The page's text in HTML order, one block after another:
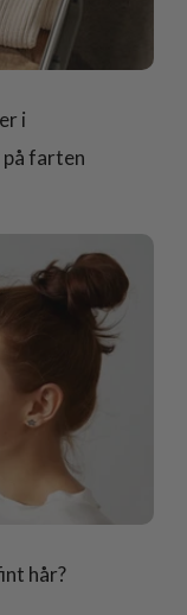
i
farten
hår?